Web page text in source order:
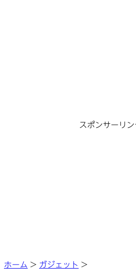
スポンサーリン
ホーム > ガジェット >